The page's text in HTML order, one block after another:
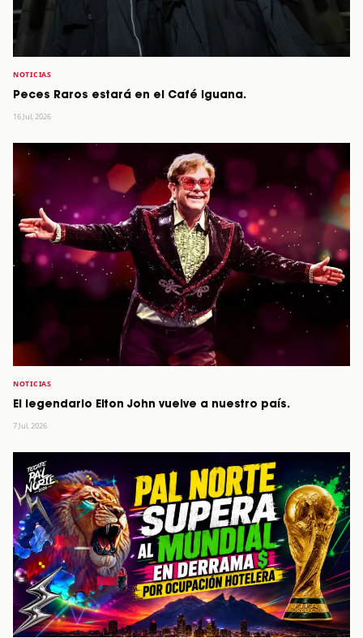
NOTICIAS
Peces Raros estará en el Café Iguana.
16 Jul, 2026
NOTICIAS
El legendario Elton John vuelve a nuestro país.
7 Jul, 2026